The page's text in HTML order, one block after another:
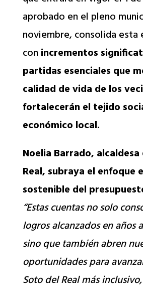
aprobado en el pleno
noviembre, consolida esta
con incrementos
partidas esenciales que
calidad de vida de los
fortalecerán el tejido
económico local.
Noelia Barrado,
Real, subraya el enfoque
sostenible del
“Estas cuentas no solo
logros alcanzados en años
sino que también abren
oportunidades para
Soto del Real más